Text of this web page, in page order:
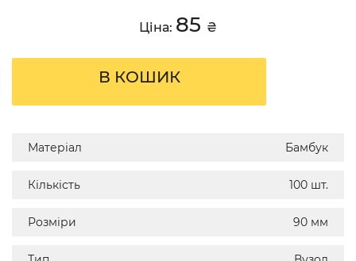
Ціна: 85 ₴
В КОШИК
Матеріал Бамбук
Кількість 100 шт.
Розміри 90 мм